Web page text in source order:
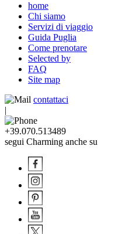
home
Chi siamo
Servizi di viaggio
Guida Puglia
Come prenotare
Selected by
FAQ
Site map
contattaci
|
+39.070.513489
segui Charming anche su